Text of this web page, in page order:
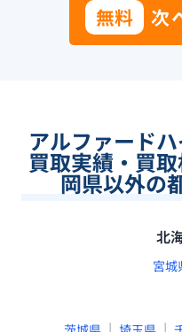
無料 次
アルファード
買取実績・買
岡県以外の
北
宮城